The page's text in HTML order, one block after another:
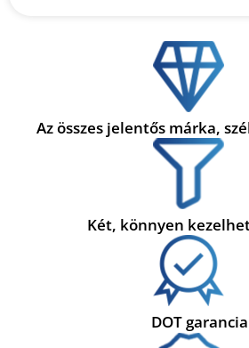
Az összes jelentős márka,
Két, könnyen
DOT garancia